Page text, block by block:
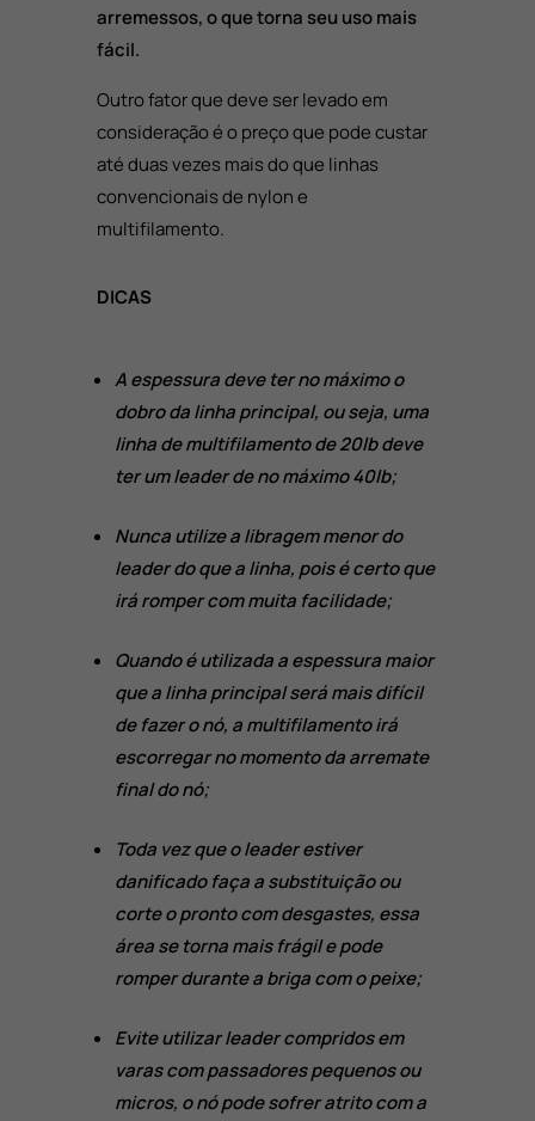
arremessos, o que torna seu uso mais
fácil.
Outro fator que deve ser levado em
consideração é o preço que pode custar
até duas vezes mais do que linhas
convencionais de nylon e
multifilamento.
DICAS
A espessura deve ter no máximo o
dobro da linha principal, ou seja, uma
linha de multifilamento de 20lb deve
ter um leader de no máximo 40lb;
Nunca utilize a libragem menor do
leader do que a linha, pois é certo que
irá romper com muita facilidade;
Quando é utilizada a espessura maior
que a linha principal será mais difícil
de fazer o nó, a multifilamento irá
escorregar no momento da arremate
final do nó;
Toda vez que o leader estiver
danificado faça a substituição ou
corte o pronto com desgastes, essa
área se torna mais frágil e pode
romper durante a briga com o peixe;
Evite utilizar leader compridos em
varas com passadores pequenos ou
micros, o nó pode sofrer atrito com a